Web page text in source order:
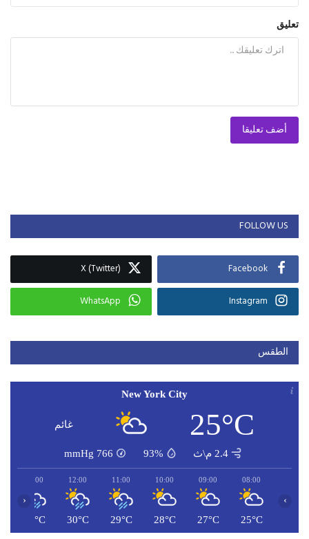
تعليق
أضف تعليقا
FOLLOW US
Facebook
X (Twitter)
Instagram
WhatsApp
الطقس
New York City
25°C غائم
2.4 م\ث 93%
766
mmHg
08:00
25°C
09:00
27°C
10:00
28°C
11:00
29°C
12:00
30°C
13:00
31°C
‹ ›